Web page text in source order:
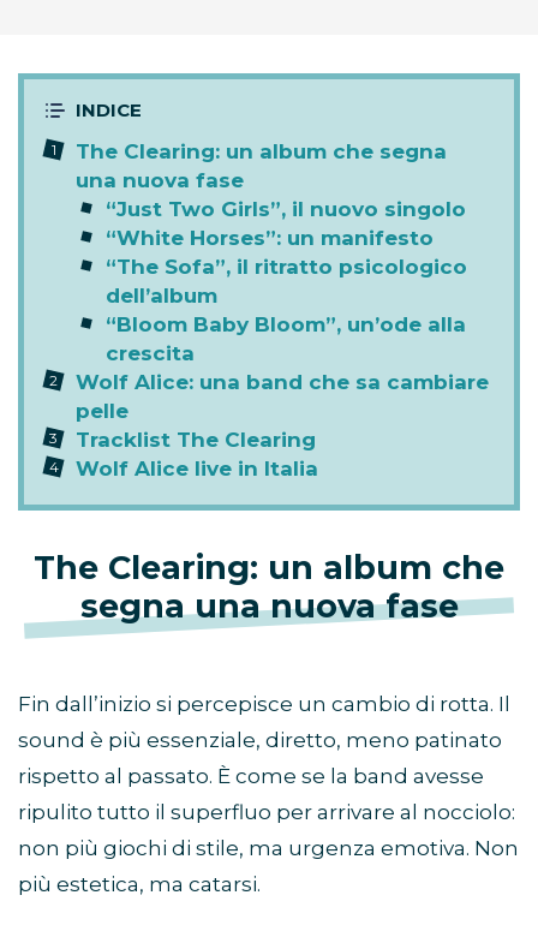
The Clearing: un album che segna
una nuova fase
“Just Two Girls”, il nuovo singolo
“White Horses”: un manifesto
“The Sofa”, il ritratto psicologico
dell’album
“Bloom Baby Bloom”, un’ode alla
crescita
Wolf Alice: una band che sa cambiare
pelle
Tracklist The Clearing
Wolf Alice live in Italia
The Clearing: un album che
segna una nuova fase
Fin dall’inizio si percepisce un cambio di rotta. Il
sound è più essenziale, diretto, meno patinato
rispetto al passato. È come se la band avesse
ripulito tutto il superfluo per arrivare al nocciolo:
non più giochi di stile, ma urgenza emotiva. Non
più estetica, ma catarsi.